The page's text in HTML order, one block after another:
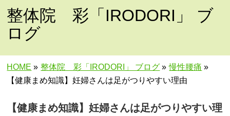
整体院 彩「IRODORI」 ブ
ログ
HOME » 整体院 彩「IRODORI」 ブログ » 慢性腰痛 »
【健康まめ知識】妊婦さんは足がつりやすい理由
【健康まめ知識】妊婦さんは足がつりやすい理